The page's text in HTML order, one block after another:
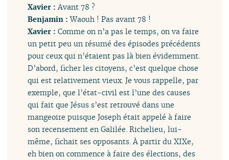
Xavier :Avant 78 ?
Benjamin :Waouh ! Pas avant 78 !
Xavier :Comme on n’a pas le temps, on va faire
un petit peu un résumé des épisodes précédents
pour ceux qui n’étaient pas là bien évidemment.
D’abord, ficher les citoyens, c’est quelque chose
qui est relativement vieux. Je vous rappelle, par
exemple, que l’état-civil est l’une des causes
qui fait que Jésus s’est retrouvé dans une
mangeoire puisque Joseph était appelé à faire
son recensement en Galilée. Richelieu, lui-
même, fichait ses opposants. À partir du XIXe,
eh bien on commence à faire des élections, des